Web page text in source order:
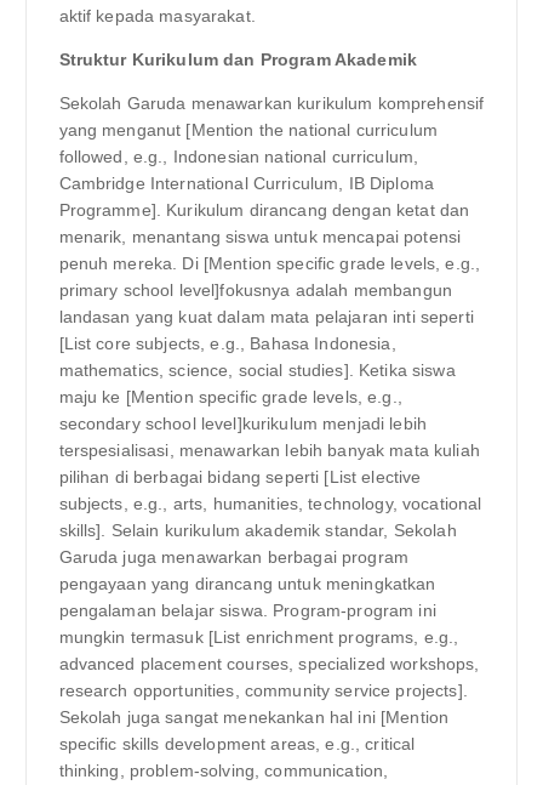
aktif kepada masyarakat.
Struktur Kurikulum dan Program Akademik
Sekolah Garuda menawarkan kurikulum komprehensif
yang menganut [Mention the national curriculum
followed, e.g., Indonesian national curriculum,
Cambridge International Curriculum, IB Diploma
Programme]. Kurikulum dirancang dengan ketat dan
menarik, menantang siswa untuk mencapai potensi
penuh mereka. Di [Mention specific grade levels, e.g.,
primary school level]fokusnya adalah membangun
landasan yang kuat dalam mata pelajaran inti seperti
[List core subjects, e.g., Bahasa Indonesia,
mathematics, science, social studies]. Ketika siswa
maju ke [Mention specific grade levels, e.g.,
secondary school level]kurikulum menjadi lebih
terspesialisasi, menawarkan lebih banyak mata kuliah
pilihan di berbagai bidang seperti [List elective
subjects, e.g., arts, humanities, technology, vocational
skills]. Selain kurikulum akademik standar, Sekolah
Garuda juga menawarkan berbagai program
pengayaan yang dirancang untuk meningkatkan
pengalaman belajar siswa. Program-program ini
mungkin termasuk [List enrichment programs, e.g.,
advanced placement courses, specialized workshops,
research opportunities, community service projects].
Sekolah juga sangat menekankan hal ini [Mention
specific skills development areas, e.g., critical
thinking, problem-solving, communication,